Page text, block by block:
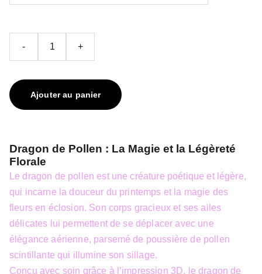
- +
Ajouter au panier
Dragon de Pollen : La Magie et la Légèreté
Florale
Le dragon de pollen est une créature poétique et légère,
qui incarne la douceur du printemps et la magie des
fleurs en éclosion. Son corps gracieux et ses ailes
délicates lui permettent de se déplacer avec une
élégance aérienne, parsemé de poussière de pollen
scintillante qui illumine son sillage.
Conçu avec soin grâce à l’impression 3D, le dragon de